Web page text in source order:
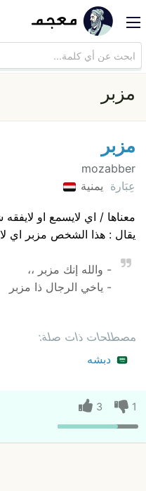
مزبر
مزبر
mozabber
عِبَارة يمنية
معناها / اي لايسمع او
يقال : هذا الشخص مزبر اي
- والله إنك مزبر ،،
- ياخي الرجال ذا مزبر
مصطلحات ذات صلة:
دبشه
1
3